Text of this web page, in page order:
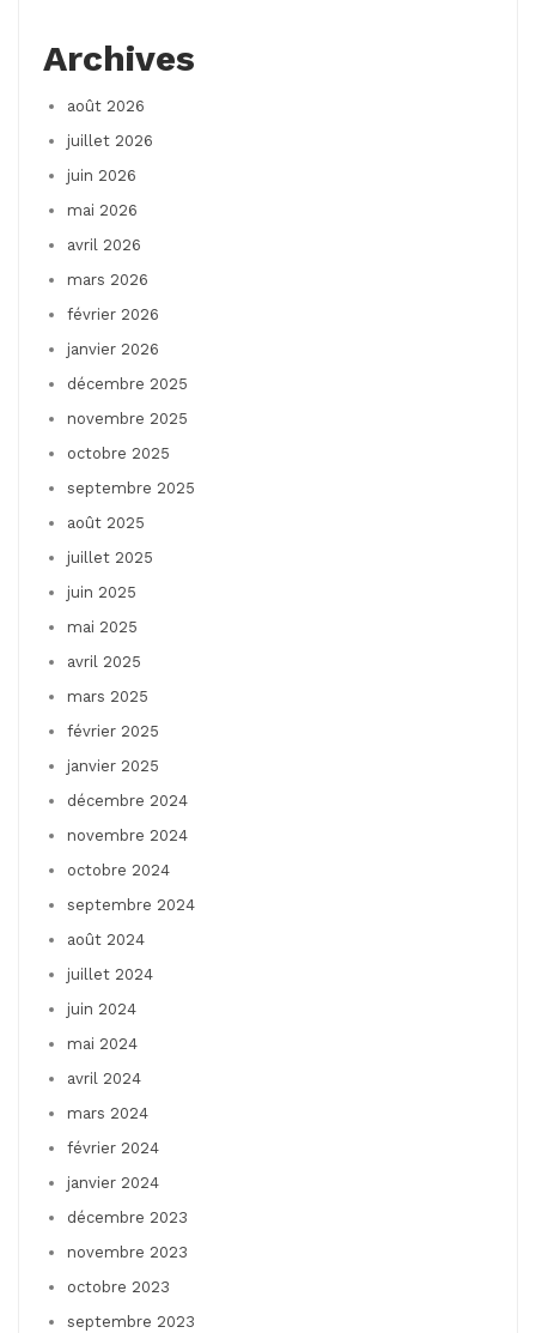
Archives
août 2026
juillet 2026
juin 2026
mai 2026
avril 2026
mars 2026
février 2026
janvier 2026
décembre 2025
novembre 2025
octobre 2025
septembre 2025
août 2025
juillet 2025
juin 2025
mai 2025
avril 2025
mars 2025
février 2025
janvier 2025
décembre 2024
novembre 2024
octobre 2024
septembre 2024
août 2024
juillet 2024
juin 2024
mai 2024
avril 2024
mars 2024
février 2024
janvier 2024
décembre 2023
novembre 2023
octobre 2023
septembre 2023